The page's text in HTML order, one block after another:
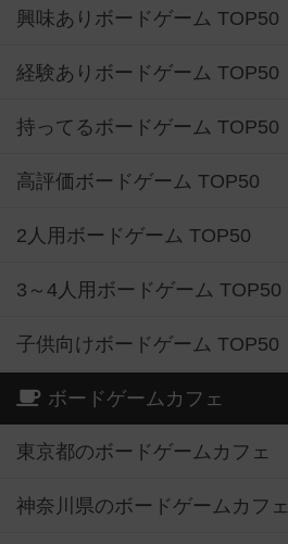
興味ありボードゲーム TOP50
経験ありボードゲーム TOP50
持ってるボードゲーム TOP50
高評価ボードゲーム TOP50
2人用ボードゲーム TOP50
3～4人用ボードゲーム TOP50
子供向けボードゲーム TOP50
ボードゲームカフェ
東京都のボードゲームカフェ
神奈川県のボードゲームカフェ